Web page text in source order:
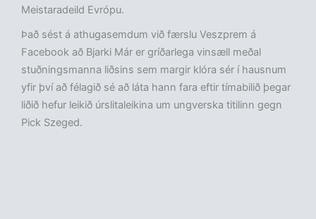
Meistaradeild Evrópu.
Það sést á athugasemdum við færslu Veszprem á
Facebook að Bjarki Már er gríðarlega vinsæll meðal
stuðningsmanna liðsins sem margir klóra sér í hausnum
yfir því að félagið sé að láta hann fara eftir tímabilið þegar
liðið hefur leikið úrslitaleikina um ungverska titilinn gegn
Pick Szeged.